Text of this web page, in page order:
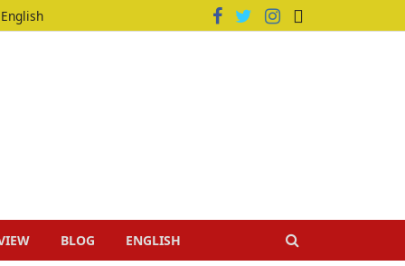
English
BLOG ENGLISH